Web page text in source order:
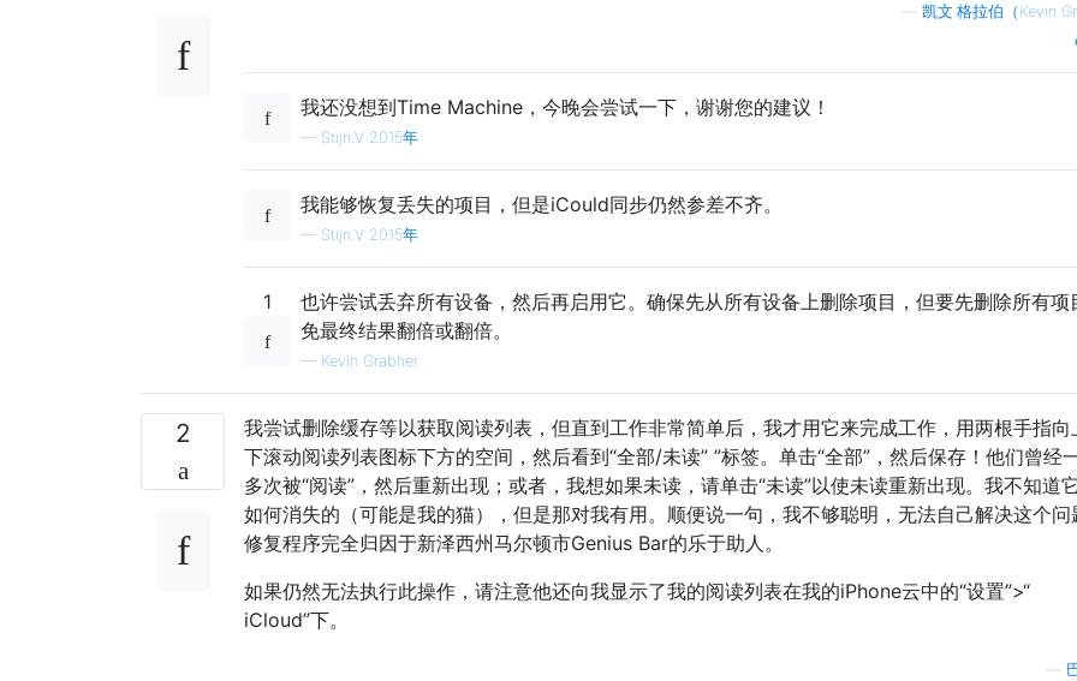
凯文·格拉伯（Kevin
我还没想到Time Machine，今晚会尝试一下，谢谢您的建议！
— Stijn.V 2015年
我能够恢复丢失的项目，但是iCould同步仍然参差不齐。
— Stijn.V 2015年
1
也许尝试丢弃所有设备，然后再启用它。确保先从所有设备上删除项目，但要先删除所有项
免最终结果翻倍或翻倍。
— Kevin Grabher
2
我尝试删除缓存等以获取阅读列表，但直到工作非常简单后，我才用它来完成工作，用两根手指向
下滚动阅读列表图标下方的空间，然后看到“全部/未读” ”标签。单击“全部”，然后保存！他们曾经
多次被“阅读”，然后重新出现；或者，我想如果未读，请单击“未读”以使未读重新出现。我不知道
如何消失的（可能是我的猫），但是那对我有用。顺便说一句，我不够聪明，无法自己解决这个问
修复程序完全归因于新泽西州马尔顿市Genius Bar的乐于助人。
如果仍然无法执行此操作，请注意他还向我显示了我的阅读列表在我的iPhone云中的“设置”>“
iCloud”下。